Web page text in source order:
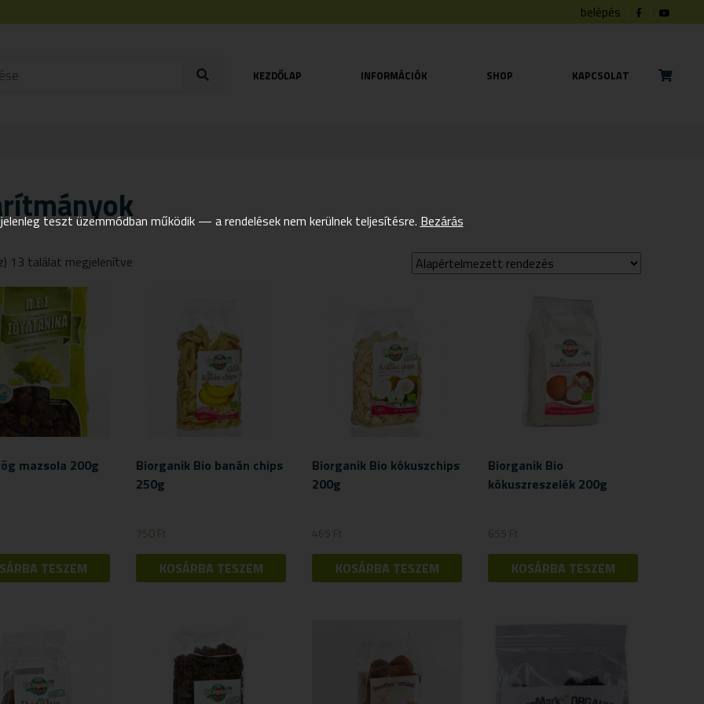
belépés
KEZDŐLAP INFORMÁCIÓK SHOP KAPCSOLAT
13 találat megjelenítve
mazsola 200g
TESZEM
Biorganik Bio banán chips
250g
750Ft
KOSÁRBA TESZEM
Biorganik Bio kókuszchips
200g
465 Ft
KOSÁRBA TESZEM
Biorganik Bio
kókuszreszelék 200g
655 Ft
KOSÁRBA TESZEM
teszt üzemmódban működik — a rendelések nem kerülnek teljesítésre. Bezárás